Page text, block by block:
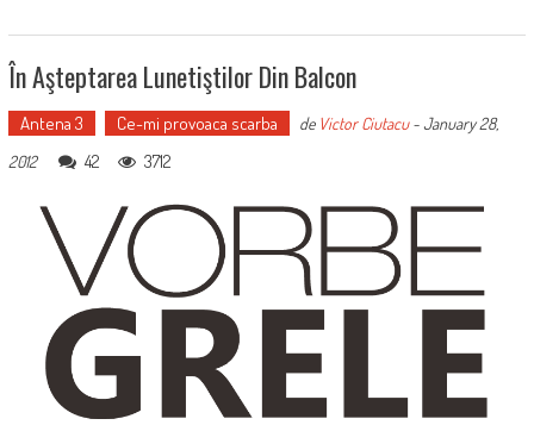
În Aşteptarea Lunetiştilor Din Balcon
Antena 3 Ce-mi provoaca scarba de Victor Ciutacu-January 28,
2012
42 3712